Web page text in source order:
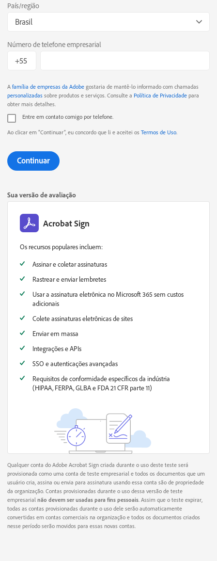
País/região
Brasil
Número de telefone empresarial
A família de empresas da Adobe gostaria de mantê-lo informado com chamadas
personalizadas sobre produtos e serviços. Consulte a Política de Privacidade para
obter mais detalhes.
Entre em contato comigo por telefone.
Ao clicar em “Continuar”, eu concordo que li e aceitei os Termos de Uso.
Continuar
Sua versão de avaliação
Acrobat Sign
Os recursos populares incluem:
Assinar e coletar assinaturas
Rastrear e enviar lembretes
Usar a assinatura eletrônica no Microsoft 365 sem custos
adicionais
Colete assinaturas eletrônicas de sites
Enviar em massa
Integrações e APIs
SSO e autenticações avançadas
Requisitos de conformidade específicos da indústria
(HIPAA, FERPA, GLBA e FDA 21 CFR parte 11)
Qualquer conta do Adobe Acrobat Sign criada durante o uso deste teste será
provisionada como uma conta de teste empresarial e todos os documentos que um
usuário cria, assina ou envia para assinatura usando essa conta são de propriedade
da organização. Contas provisionadas durante o uso dessa versão de teste
empresarial não devem ser usadas para fins pessoais . Assim que o teste expirar,
todas as contas provisionadas durante o uso dele serão automaticamente
convertidas em contas comerciais na organização e todos os documentos criados
nesse período serão movidos para essas novas contas.